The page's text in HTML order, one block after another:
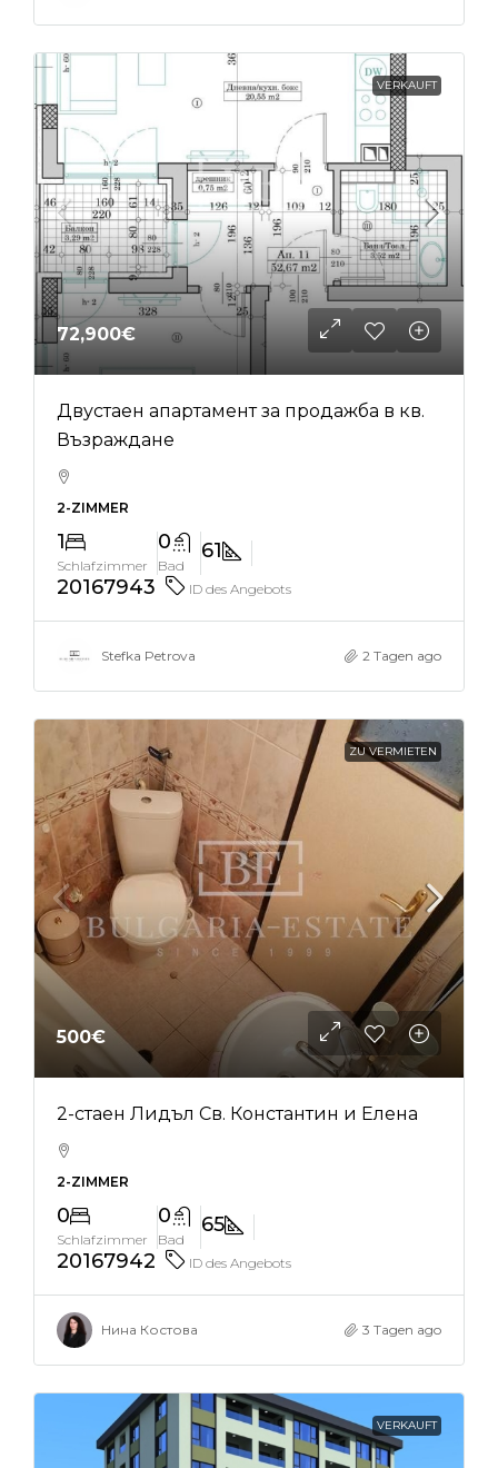
VERKAUFT
72,900€
Двустаен апартамент за продажба в кв.
Възраждане
2-ZIMMER
1
Schlafzimmer
0
Bad
61
20167943
ID des Angebots
Stefka Petrova 2 Tagen ago
ZU VERMIETEN
500€
2-стаен Лидъл Св. Константин и Елена
2-ZIMMER
0
Schlafzimmer
0
Bad
65
20167942
ID des Angebots
Нина Костова 3 Tagen ago
VERKAUFT